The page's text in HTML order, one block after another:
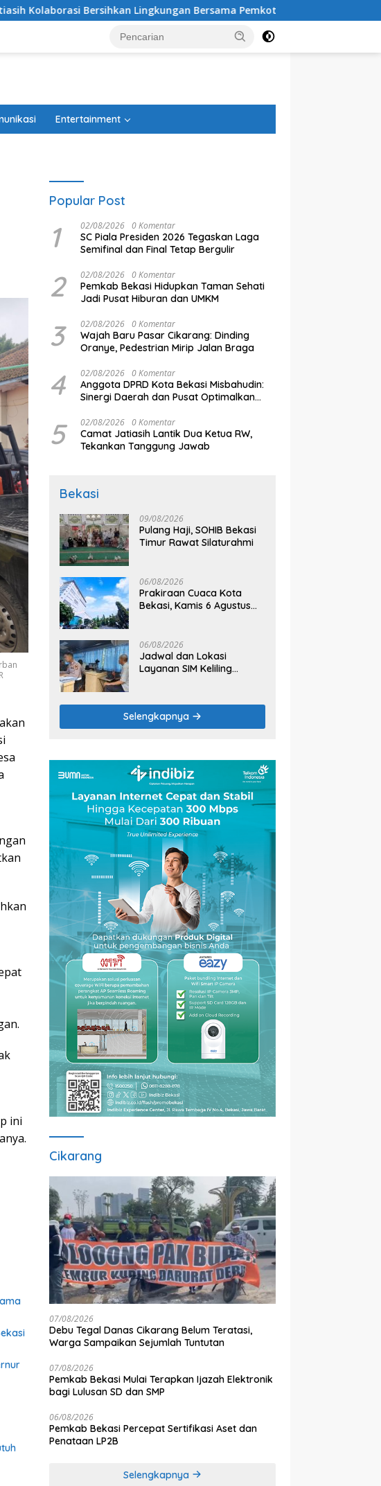
Lingkungan Bersama Pemkot Bekasi Di Antara Menghilang dan
Entertainment
ini
Popular Post
1 02/08/2026 0 Komentar
SC Piala Presiden 2026 Tegaskan Laga
Semifinal dan Final Tetap Bergulir
2 02/08/2026 0 Komentar
Pemkab Bekasi Hidupkan Taman Sehati
Jadi Pusat Hiburan dan UMKM
3 02/08/2026 0 Komentar
Wajah Baru Pasar Cikarang: Dinding
Oranye, Pedestrian Mirip Jalan Braga
4 02/08/2026 0 Komentar
Anggota DPRD Kota Bekasi Misbahudin:
Sinergi Daerah dan Pusat Optimalkan
5 02/08/2026 0 Komentar
Camat Jatiasih Lantik Dua Ketua RW,
Tekankan Tanggung Jawab
Bekasi
09/08/2026
Pulang Haji, SOHIB Bekasi
Timur Rawat Silaturahmi
06/08/2026
Prakiraan Cuaca Kota
Bekasi, Kamis 6 Agustus
06/08/2026
Jadwal dan Lokasi
Layanan SIM Keliling
Selengkapnya
Cikarang
07/08/2026
Debu Tegal Danas Cikarang Belum Teratasi,
Warga Sampaikan Sejumlah Tuntutan
07/08/2026
Pemkab Bekasi Mulai Terapkan Ijazah Elektronik
bagi Lulusan SD dan SMP
06/08/2026
Pemkab Bekasi Percepat Sertifikasi Aset dan
Penataan LP2B
Selengkapnya